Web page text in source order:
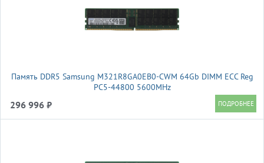
Память DDR5 Samsung M321R8GA0EB0-CWM 64Gb DIMM ECC Reg
PC5-44800 5600MHz
296 996 ₽